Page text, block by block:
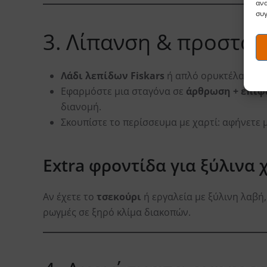
3. Λίπανση &
Λάδι λεπίδων Fiskars ή απλό ορυκτέλαιο
Εφαρμόστε μια σταγόνα σε άρθρωση +
διανομή.
Σκουπίστε το περίσσευμα με χαρτί:
Extra φροντίδα για ξύλινα
Αν έχετε το τσεκούρι ή εργαλεία με ξύλινη
ρωγμές σε ξηρό κλίμα διακοπών.